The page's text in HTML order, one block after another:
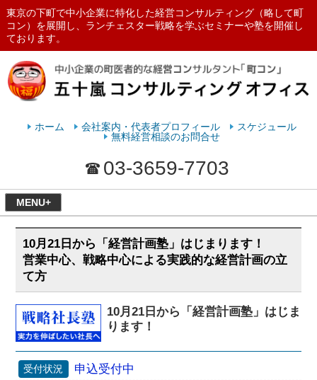
東京の下町で中小企業に特化した経営コンサルティング（略して町
コン）を展開し、ランチェスター戦略を学ぶセミナーや塾を開催し
ております。
ランチェスターの法則を学ぶなら
ホーム 会社案内・代表者プロフィール
スケジュール
無料経営相談のお問合せ
03-3659-7703
MENU+
10月21日から「経営計画塾」はじまります！
営業中心、戦略中心による実践的な経営計画の立
て方
10月21日から「経営計画塾」はじま
ります！
受付状況 申込受付中